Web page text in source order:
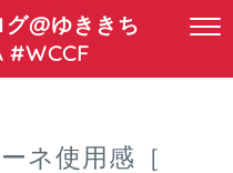
@ゆききち
#WCCF
ネ使用感［